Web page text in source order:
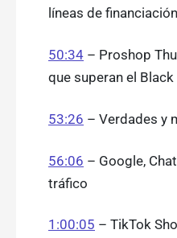
líneas de financiación
50:34 – Proshop
que superan el Black
53:26 – Verdades y
56:06 – Google,
tráfico
1:00:05 – TikTok